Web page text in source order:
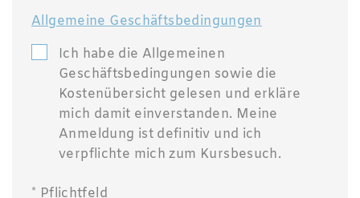
Allgemeine Geschäftsbedingungen
Ich habe die Allgemeinen
Geschäftsbedingungen sowie die
Kostenübersicht gelesen und erkläre
mich damit einverstanden. Meine
Anmeldung ist definitiv und ich
verpflichte mich zum Kursbesuch.
* Pflichtfeld